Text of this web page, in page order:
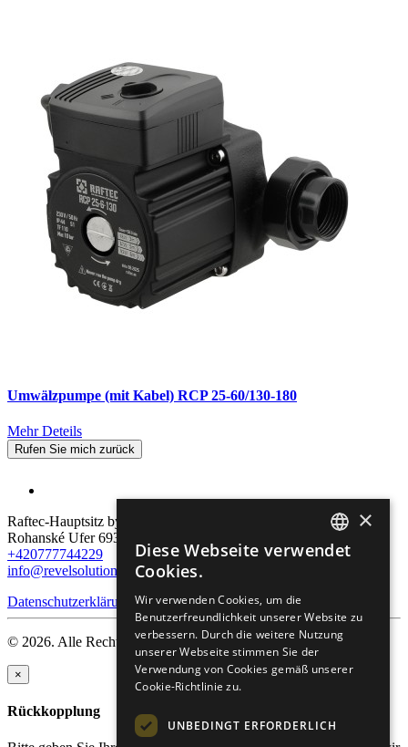
Umwälzpumpe (mit Kabel) RCP 25-60/130-180
Mehr Deteils
Rufen Sie mich zurück
Raftec-Hauptsitz by Revel Solution:
Rohanské Ufer 693/10, 186 00 Prag, Karlín
+420777744229
info@revelsolution.com
Datenschutzerklärung
© 2026. Alle Rechte vorbehalten.
×
Rückkopplung
ENGLISH
GERMAN
×
Diese Webseite verwendet
Cookies.
Wir verwenden Cookies, um die
Benutzerfreundlichkeit unserer Website zu
verbessern. Durch die weitere Nutzung
unserer Webseite stimmen Sie der
Verwendung von Cookies gemäß unserer
Cookie-Richtlinie zu.
UNBEDINGT ERFORDERLICH